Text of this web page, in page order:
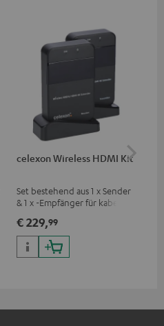
celexon Wireless HDMI Kit
Set bestehend aus 1 x Sender
& 1 x -Empfänger für kabellose
(Audio/Video) bis zu 30
Metern (Sichtverbindung)
€ 229,99